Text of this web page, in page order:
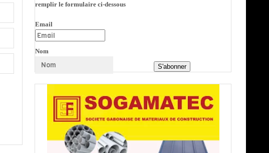
remplir le formulaire ci-dessous
Email
Nom
S'abonner